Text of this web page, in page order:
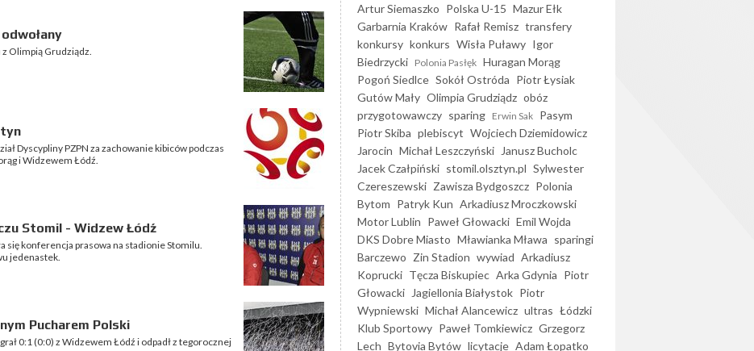
Olimpią Grudziądz.
Dyscypliny PZPN za zachowanie kibiców podczas
i Widzewem Łódź.
Stomil - Widzew Łódź
się konferencja prasowa na stadionie Stomilu.
jedenastek.
Pucharem Polski
0:1 (0:0) z Widzewem Łódź i odpadł z tegorocznej
Artur Siemaszko Polska U-15 Mazur Ełk
Garbarnia Kraków Rafał Remisz transfery
konkursy konkurs Wisła Puławy Igor
Biedrzycki Polonia Pasłęk Huragan Morąg
Pogoń Siedlce Sokół Ostróda Piotr Łysiak
Gutów Mały Olimpia Grudziądz obóz
przygotowawczy sparing Erwin Sak Pasym
Piotr Skiba plebiscyt Wojciech Dziemidowicz
Jarocin Michał Leszczyński
Janusz Bucholc
Jacek Czałpiński stomil.olsztyn.pl Sylwester
Czereszewski Zawisza Bydgoszcz Polonia
Bytom Patryk Kun Arkadiusz Mroczkowski
Motor Lublin Paweł Głowacki Emil Wojda
DKS Dobre Miasto Mławianka Mława sparingi
Barczewo Zin Stadion wywiad Arkadiusz
Koprucki Tęcza Biskupiec Arka Gdynia Piotr
Głowacki
Jagiellonia Białystok Piotr
Wypniewski Michał Alancewicz ultras Łódzki
Klub Sportowy Paweł Tomkiewicz Grzegorz
Lech Bytovia Bytów licytacje Adam Łopatko